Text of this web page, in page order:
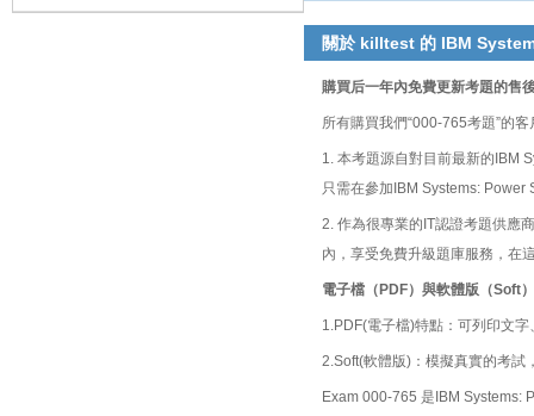
關於 killtest 的 IBM
購買后一年內免費更新考題的售
所有購買我們“000-765考題”的
1. 本考題源自對目前最新的IBM
只需在參加IBM Systems:
2. 作為很專業的IT認證考題供應
內，享受免費升級題庫服務，在
電子檔（PDF）與軟體版（Soft
1.PDF(電子檔)特點：可列印文
2.Soft(軟體版)：模擬真實的考試
Exam 000-765 是IBM Systems: